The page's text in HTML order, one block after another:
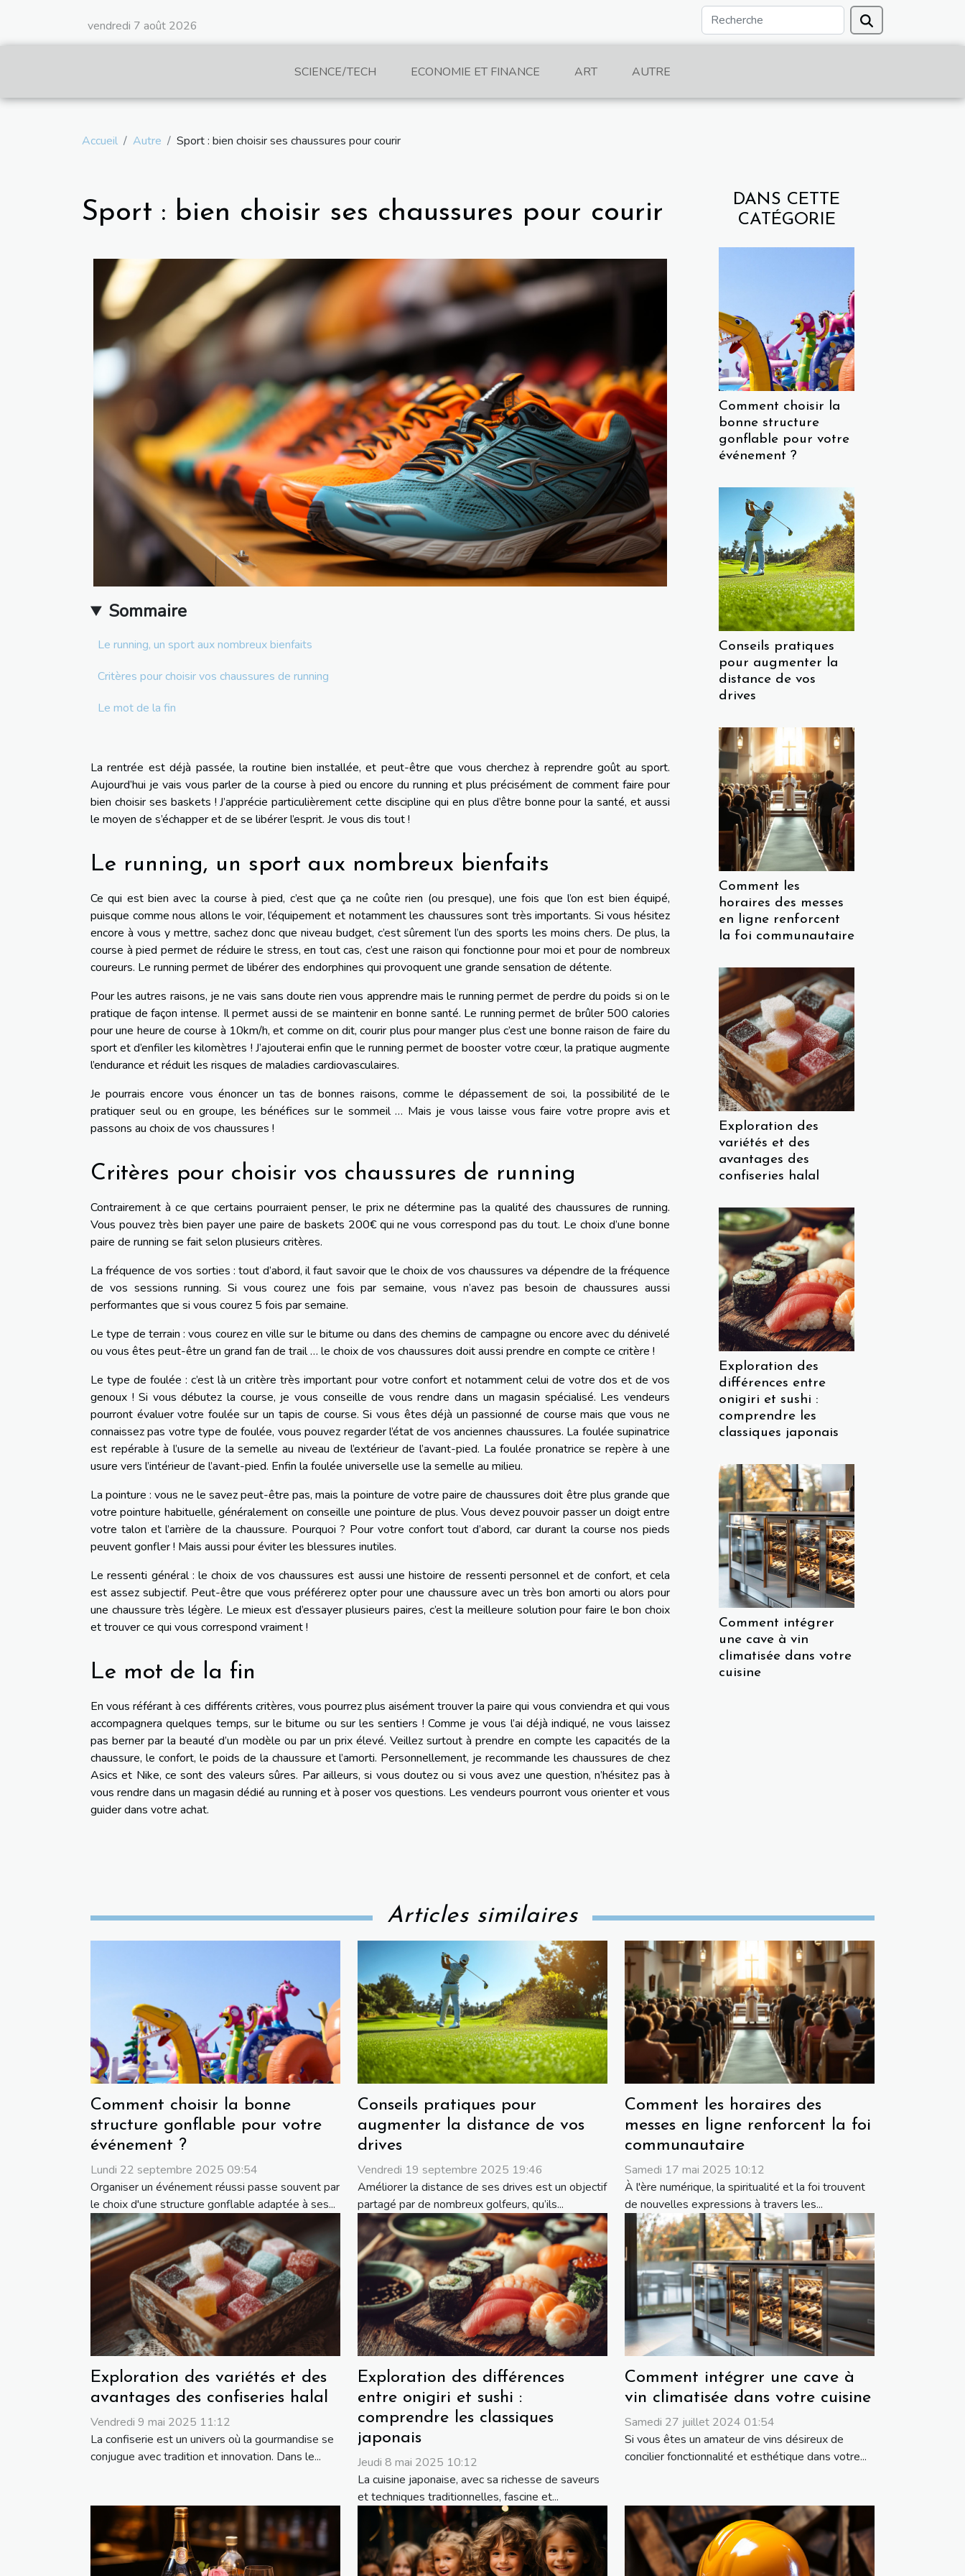
vendredi 7 août 2026
SCIENCE/TECH ECONOMIE ET FINANCE ART AUTRE
Accueil Autre Sport : bien choisir ses chaussures pour courir
Sport : bien choisir ses chaussures pour courir
Sommaire
Le running, un sport aux nombreux bienfaits
Critères pour choisir vos chaussures de running
Le mot de la fin
La rentrée est déjà passée, la routine bien installée, et peut-être que vous cherchez à reprendre goût au sport.
Aujourd’hui je vais vous parler de la course à pied ou encore du running et plus précisément de comment faire pour
bien choisir ses baskets ! J’apprécie particulièrement cette discipline qui en plus d’être bonne pour la santé, et aussi
le moyen de s’échapper et de se libérer l’esprit. Je vous dis tout !
Le running, un sport aux nombreux bienfaits
Ce qui est bien avec la course à pied, c’est que ça ne coûte rien (ou presque), une fois que l’on est bien équipé,
puisque comme nous allons le voir, l’équipement et notamment les chaussures sont très importants. Si vous hésitez
encore à vous y mettre, sachez donc que niveau budget, c’est sûrement l’un des sports les moins chers. De plus, la
course à pied permet de réduire le stress, en tout cas, c’est une raison qui fonctionne pour moi et pour de nombreux
coureurs. Le running permet de libérer des endorphines qui provoquent une grande sensation de détente.
Pour les autres raisons, je ne vais sans doute rien vous apprendre mais le running permet de perdre du poids si on le
pratique de façon intense. Il permet aussi de se maintenir en bonne santé. Le running permet de brûler 500 calories
pour une heure de course à 10km/h, et comme on dit, courir plus pour manger plus c’est une bonne raison de faire du
sport et d’enfiler les kilomètres ! J’ajouterai enfin que le running permet de booster votre cœur, la pratique augmente
l’endurance et réduit les risques de maladies cardiovasculaires.
Je pourrais encore vous énoncer un tas de bonnes raisons, comme le dépassement de soi, la possibilité de le
pratiquer seul ou en groupe, les bénéfices sur le sommeil … Mais je vous laisse vous faire votre propre avis et
passons au choix de vos chaussures !
Critères pour choisir vos chaussures de running
Contrairement à ce que certains pourraient penser, le prix ne détermine pas la qualité des chaussures de running.
Vous pouvez très bien payer une paire de baskets 200€ qui ne vous correspond pas du tout. Le choix d’une bonne
paire de running se fait selon plusieurs critères.
La fréquence de vos sorties : tout d’abord, il faut savoir que le choix de vos chaussures va dépendre de la fréquence
de vos sessions running. Si vous courez une fois par semaine, vous n’avez pas besoin de chaussures aussi
performantes que si vous courez 5 fois par semaine.
Le type de terrain : vous courez en ville sur le bitume ou dans des chemins de campagne ou encore avec du dénivelé
ou vous êtes peut-être un grand fan de trail … le choix de vos chaussures doit aussi prendre en compte ce critère !
Le type de foulée : c’est là un critère très important pour votre confort et notamment celui de votre dos et de vos
genoux ! Si vous débutez la course, je vous conseille de vous rendre dans un magasin spécialisé. Les vendeurs
pourront évaluer votre foulée sur un tapis de course. Si vous êtes déjà un passionné de course mais que vous ne
connaissez pas votre type de foulée, vous pouvez regarder l’état de vos anciennes chaussures. La foulée supinatrice
est repérable à l’usure de la semelle au niveau de l’extérieur de l’avant-pied. La foulée pronatrice se repère à une
usure vers l’intérieur de l’avant-pied. Enfin la foulée universelle use la semelle au milieu.
La pointure : vous ne le savez peut-être pas, mais la pointure de votre paire de chaussures doit être plus grande que
votre pointure habituelle, généralement on conseille une pointure de plus. Vous devez pouvoir passer un doigt entre
votre talon et l’arrière de la chaussure. Pourquoi ? Pour votre confort tout d’abord, car durant la course nos pieds
peuvent gonfler ! Mais aussi pour éviter les blessures inutiles.
Le ressenti général : le choix de vos chaussures est aussi une histoire de ressenti personnel et de confort, et cela
est assez subjectif. Peut-être que vous préférerez opter pour une chaussure avec un très bon amorti ou alors pour
une chaussure très légère. Le mieux est d’essayer plusieurs paires, c’est la meilleure solution pour faire le bon choix
et trouver ce qui vous correspond vraiment !
Le mot de la fin
En vous référant à ces différents critères, vous pourrez plus aisément trouver la paire qui vous conviendra et qui vous
accompagnera quelques temps, sur le bitume ou sur les sentiers ! Comme je vous l’ai déjà indiqué, ne vous laissez
pas berner par la beauté d’un modèle ou par un prix élevé. Veillez surtout à prendre en compte les capacités de la
chaussure, le confort, le poids de la chaussure et l’amorti. Personnellement, je recommande les chaussures de chez
Asics et Nike, ce sont des valeurs sûres. Par ailleurs, si vous doutez ou si vous avez une question, n’hésitez pas à
vous rendre dans un magasin dédié au running et à poser vos questions. Les vendeurs pourront vous orienter et vous
guider dans votre achat.
DANS CETTE
CATÉGORIE
Comment choisir la
bonne structure
gonflable pour votre
événement ?
Conseils pratiques
pour augmenter la
distance de vos
drives
Comment les
horaires des messes
en ligne renforcent
la foi communautaire
Exploration des
variétés et des
avantages des
confiseries halal
Exploration des
différences entre
onigiri et sushi :
comprendre les
classiques japonais
Comment intégrer
une cave à vin
climatisée dans votre
cuisine
Articles similaires
Comment choisir la bonne
structure gonflable pour votre
événement ?
Lundi 22 septembre 2025 09:54
Organiser un événement réussi passe souvent par
le choix d'une structure gonflable adaptée à ses...
Conseils pratiques pour
augmenter la distance de vos
drives
Vendredi 19 septembre 2025 19:46
Améliorer la distance de ses drives est un objectif
partagé par de nombreux golfeurs, qu’ils...
Comment les horaires des
messes en ligne renforcent la foi
communautaire
Samedi 17 mai 2025 10:12
À l'ère numérique, la spiritualité et la foi trouvent
de nouvelles expressions à travers les...
Exploration des variétés et des
avantages des confiseries halal
Vendredi 9 mai 2025 11:12
La confiserie est un univers où la gourmandise se
conjugue avec tradition et innovation. Dans le...
Exploration des différences
entre onigiri et sushi :
comprendre les classiques
japonais
Jeudi 8 mai 2025 10:12
La cuisine japonaise, avec sa richesse de saveurs
et techniques traditionnelles, fascine et...
Comment intégrer une cave à
vin climatisée dans votre cuisine
Samedi 27 juillet 2024 01:54
Si vous êtes un amateur de vins désireux de
concilier fonctionnalité et esthétique dans votre...